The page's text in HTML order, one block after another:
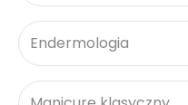
Endermologia